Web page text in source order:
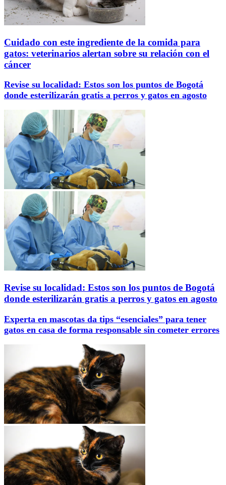
Cuidado con este ingrediente de la comida para
gatos: veterinarios alertan sobre su relación con el
cáncer
Revise su localidad: Estos son los puntos de Bogotá
donde esterilizarán gratis a perros y gatos en agosto
Revise su localidad: Estos son los puntos de Bogotá
donde esterilizarán gratis a perros y gatos en agosto
Experta en mascotas da tips “esenciales” para tener
gatos en casa de forma responsable sin cometer errores